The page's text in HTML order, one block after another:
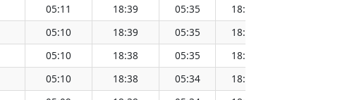
05:11 18:39 05:35 18:14
05:10 18:39 05:35 18:14
05:10 18:38 05:35 18:14
05:10 18:38 05:34 18:14